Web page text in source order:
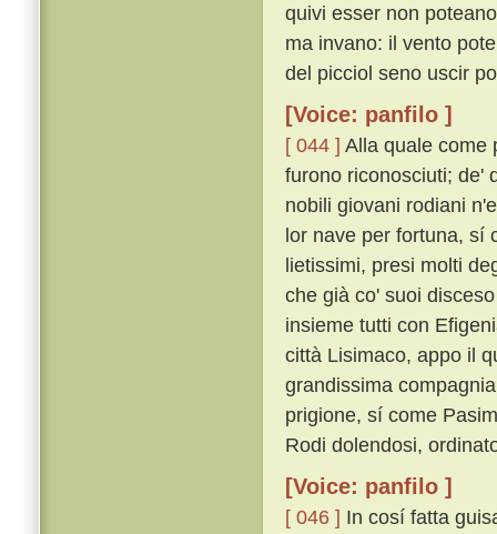
quivi esser non
ma invano: il vento
del picciol seno uscir
[Voice: panfilo ]
[ 044 ] Alla quale come
furono riconosciuti; de'
nobili giovani rodiani
lor nave per fortuna, sí
lietissimi, presi molti
che già co' suoi
insieme tutti con
città Lisimaco, appo il
grandissima
prigione, sí come
Rodi dolendosi,
[Voice: panfilo ]
[ 046 ] In cosí fatta